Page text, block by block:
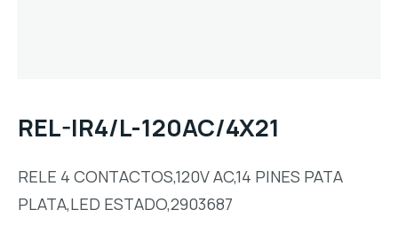
REL-IR4/L-120AC/4X21
RELE 4 CONTACTOS,120V AC,14 PINES PATA
PLATA,LED ESTADO,2903687